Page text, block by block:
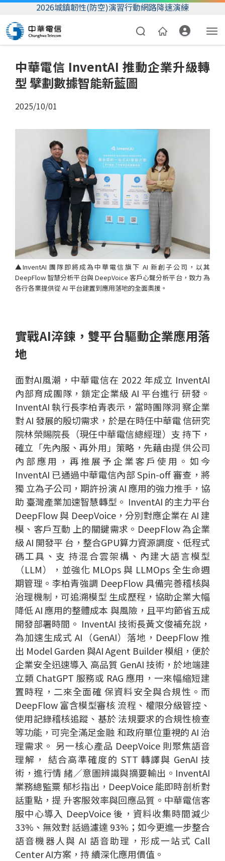
2026城鎮韌性(防空)演習行動網路降速演練
資費合約
帳單繳費
我的帳號
人
家
企
業
國
際
技
研
於
我
產品
中華電信 InventAI 推動企業升級轉
型 擘劃數據智能新藍圖
2025/10/01
▲InventAI 團隊即將成為中華電信旗下 AI 新創子公司，以其
DeepFlow 智慧分析平台與 DeepVoice 客戶心聲分析平台，致力 為
各行各業提供從 AI 平台建置到應用落地的全面奧援。
實戰AI淬鍊，雙平台驅動企業應用落
地
面對AI風潮，中華電信在 2022 年成立 InventAI
內部育成團隊，鎖定企業級 AI 平台進行 研發。
InventAI 執行長李柏青表示，當時團隊洞 察企業
對 AI 發展的殷切需求，於是在時任中華電 信研究
院林榮賜院長（現任中華電信總經理）支 持下，
確立「先內服、再外用」策略，先藉由提 供公司
內部應用，再推展予企業客戶使用。如今
InventAI 已通過中華電信內部 Spin-off 審查，將
獨 立為子公司，期許扮演 AI 應用的強力推手，協
助 臺灣產業加速智慧轉型。 InventAI 的主力平台
DeepFlow 與 DeepVoice，分別對應企業在 AI 建
模、客戶互動 上的關鍵需求。DeepFlow 為企業
級 AI 開發平 台，整合GPU算力資源調度、低程式
碼工具、支 持混合雲架構、內建大語言模型
（LLM），並強化 MLOps 與 LLMOps 全生命週
期管理。李柏青強調 DeepFlow 具備完善稽核與
治理機制，可追溯模型 生成歷程，協助企業大幅
降低 AI 應用的整體成本 與風險，且平均節省五成
開發部署時間。 InventAI 技術長黃文俊補充說，
為加速生成式 AI（GenAI）落地，DeepFlow 推
出 Model Garden 與AI Agent Builder 模組，便於
企業安全迅速導入 高品質 GenAI 技術，於地端建
立類 ChatGPT 服務或 RAG 應用，一來幅縮短建
置時程，二來全面確 保資料安全與合規性。而
DeepFlow 富含模型審核 流程、權限分級管控、
使用記錄稽核追蹤、基於 法規要求的合規性檢查
等功能，可完全滿足金融 和政府單位重視的 AI 治
理需求。 另一核心產品 DeepVoice 則聚焦語音
理解， 結合高準確度的 STT 轉譯與 GenAI 技
術，進行情 緒／意圖辨識與摘要輸出。InventAI
業務總監粟 郁杉指出，DeepVoice 能即時剖析對
話重點，提 升客服效率與回應品質。中華電信客
服中心導入 DeepVoice 後，資料收集時間減少
33%、無效對 話過濾達 93%；如今更進一步整合
語音機器人與 AI 語音助理，形成一站式 Call
Center AI方案，持 續深化應用價值。